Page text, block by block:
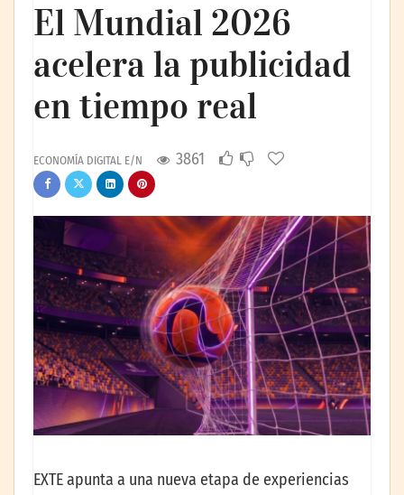
El Mundial 2026
acelera la publicidad
en tiempo real
ECONOMÍA DIGITAL E/N 3861
EXTE apunta a una nueva etapa de experiencias